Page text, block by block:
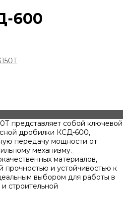
600
представляет собой ключевой
дробилки КСД-600,
передачу мощности от
механизму.
материалов,
прочностью и устойчивостью к
выбором для работы в
строительной